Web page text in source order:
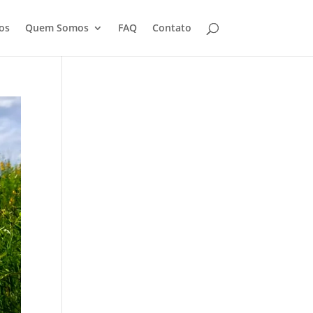
Quem Somos FAQ Contato